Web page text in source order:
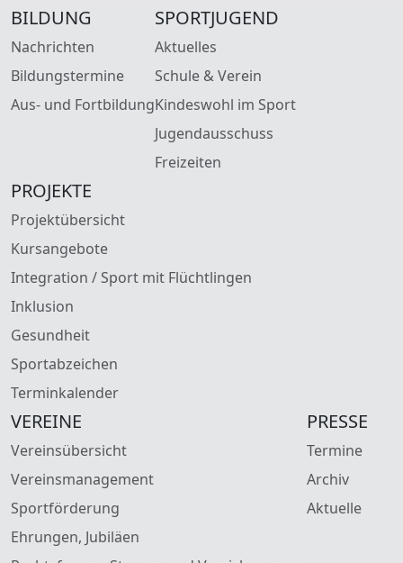
BILDUNG
Nachrichten
Bildungstermine
Aus- und Fortbildung
SPORTJUGEND
Aktuelles
Schule & Verein
Kindeswohl im Sport
Jugendausschuss
Freizeiten
PROJEKTE
Projektübersicht
Kursangebote
Integration / Sport mit Flüchtlingen
Inklusion
Gesundheit
Sportabzeichen
Terminkalender
VEREINE
Vereinsübersicht
Vereinsmanagement
Sportförderung
Ehrungen, Jubiläen
PRESSE
Termine
Archiv
Aktuelle